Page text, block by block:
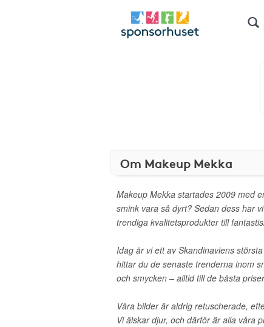
Om Makeup Mekka
Makeup Mekka startades 2009 med
smink vara så dyrt? Sedan dess har
trendiga kvalitetsprodukter till
Idag är vi ett av Skandinaviens
hittar du de senaste trenderna inom
och smycken – alltid till de bästa
Våra bilder är aldrig retuscherade,
Vi älskar djur, och därför är alla våra